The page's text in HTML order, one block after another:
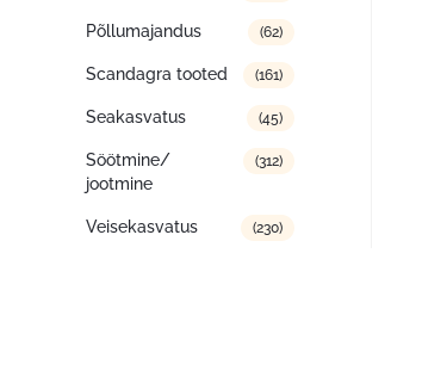
Põllumajandus (62)
Scandagra tooted (161)
Seakasvatus (45)
Söötmine/
jootmine
(312)
Veisekasvatus (230)